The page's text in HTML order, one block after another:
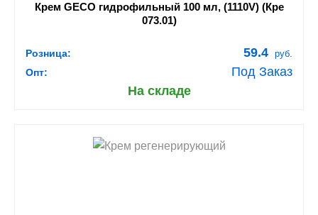
Крем GECO гидрофильный 100 мл, (1110V) (Кре
073.01)
Розница: 59.4 руб.
Опт:
Под Заказ
На складе
shopping_cart В КОРЗИНУ